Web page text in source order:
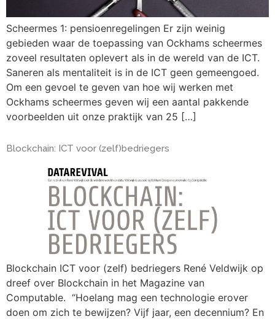
Scheermes 1: pensioenregelingen Er zijn weinig
gebieden waar de toepassing van Ockhams scheermes
zoveel resultaten oplevert als in de wereld van de ICT.
Saneren als mentaliteit is in de ICT geen gemeengoed.
Om een gevoel te geven van hoe wij werken met
Ockhams scheermes geven wij een aantal pakkende
voorbeelden uit onze praktijk van 25 […]
Blockchain: ICT voor (zelf)bedriegers
Blockchain ICT voor (zelf) bedriegers René Veldwijk op
dreef over Blockchain in het Magazine van
Computable. “Hoelang mag een technologie erover
doen om zich te bewijzen? Vijf jaar, een decennium? En